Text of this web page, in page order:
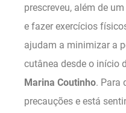
prescreveu, além de
e fazer exercícios
ajudam a minimizar a
cutânea desde o início
Marina Coutinho. Para
precauções e está